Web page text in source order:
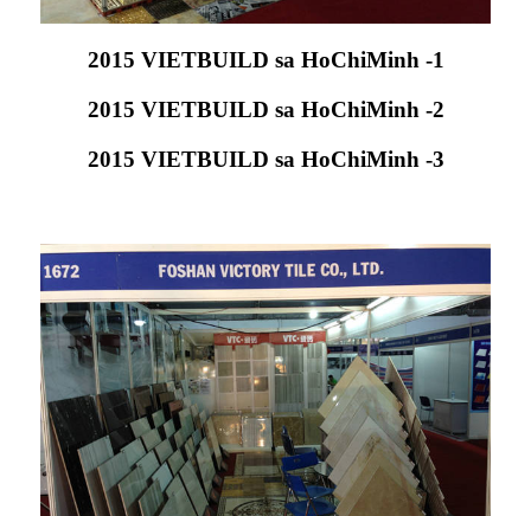
2015 VIETBUILD sa HoChiMinh -1
2015 VIETBUILD sa HoChiMinh -2
2015 VIETBUILD sa HoChiMinh -3